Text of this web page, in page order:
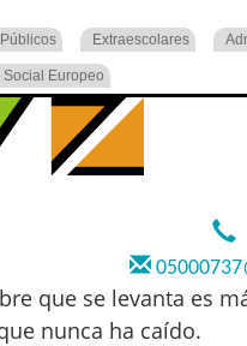
Extraescolares
Social Europeo
que se levanta es
nunca ha caído.